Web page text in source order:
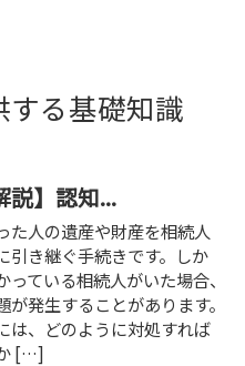
する基礎知識
説】認知...
た人の遺産や財産を相続人
引き継ぐ手続きです。しか
っている相続人がいた場合、
発生することがあります。
は、どのように対処すれば
[…]